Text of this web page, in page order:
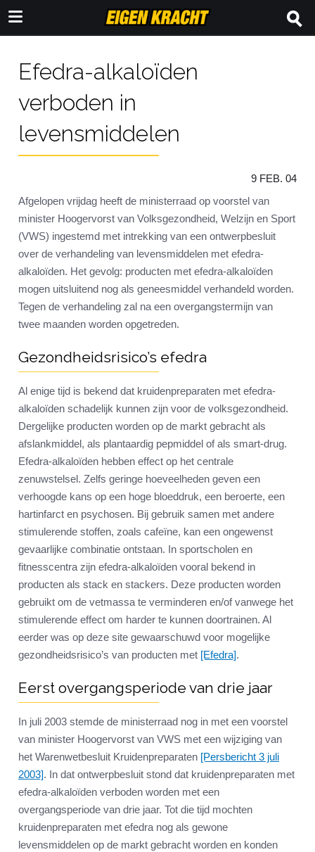
Efedra-alkaloïden
verboden in
levensmiddelen
9 FEB. 04
Afgelopen vrijdag heeft de ministerraad op voorstel van
minister Hoogervorst van Volksgezondheid, Welzijn en Sport
(VWS) ingestemd met intrekking van een ontwerpbesluit
over de verhandeling van levensmiddelen met efedra-
alkaloïden. Het gevolg: producten met efedra-alkaloïden
mogen uitsluitend nog als geneesmiddel verhandeld worden.
Tegen de verhandeling zal na een overgangstermijn van
twee maanden worden opgetreden.
Gezondheidsrisico’s efedra
Al enige tijd is bekend dat kruidenpreparaten met efedra-
alkaloïden schadelijk kunnen zijn voor de volksgezondheid.
Dergelijke producten worden op de markt gebracht als
afslankmiddel, als plantaardig pepmiddel of als smart-drug.
Efedra-alkaloïden hebben effect op het centrale
zenuwstelsel. Zelfs geringe hoeveelheden geven een
verhoogde kans op een hoge bloeddruk, een beroerte, een
hartinfarct en psychosen. Bij gebruik samen met andere
stimulerende stoffen, zoals cafeïne, kan een ongewenst
gevaarlijke combinatie ontstaan. In sportscholen en
fitnesscentra zijn efedra-alkaloïden vooral bekend in
producten als stack en stackers. Deze producten worden
gebruikt om de vetmassa te verminderen en/of vanwege het
stimulerende effect om harder te kunnen doortrainen. Al
eerder was op deze site gewaarschuwd voor mogelijke
gezondheidsrisico’s van producten met [Efedra].
Eerst overgangsperiode van drie jaar
In juli 2003 stemde de ministerraad nog in met een voorstel
van minister Hoogervorst van VWS met een wijziging van
het Warenwetbesluit Kruidenpreparaten [Persbericht 3 juli
2003]. In dat ontwerpbesluit stond dat kruidenpreparaten met
efedra-alkaloïden verboden worden met een
overgangsperiode van drie jaar. Tot die tijd mochten
kruidenpreparaten met efedra nog als gewone
levensmiddelen op de markt gebracht worden en konden